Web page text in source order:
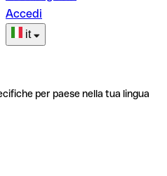
Accedi
it
per paese nella tua lingua